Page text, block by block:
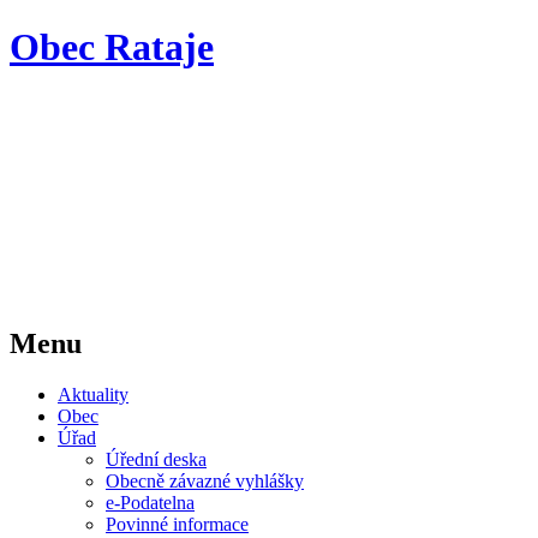
Obec Rataje
Menu
Aktuality
Obec
Úřad
Úřední deska
Obecně závazné vyhlášky
e-Podatelna
Povinné informace